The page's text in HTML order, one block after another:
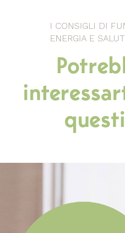
Kit Gatto in Salute ”,
non causa effetti
con eventuali terapie
I CONSIGLI DI
ENERGIA E